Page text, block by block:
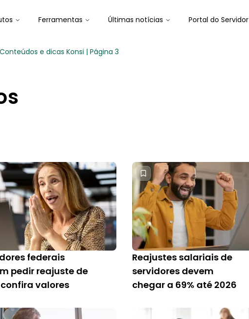
Ferramentas Últimas notícias Portal do Servidor
e dicas Konsi | Página 3
federais
pedir reajuste de
confira valores
Reajustes salariais de
servidores devem
chegar a 69% até 2026